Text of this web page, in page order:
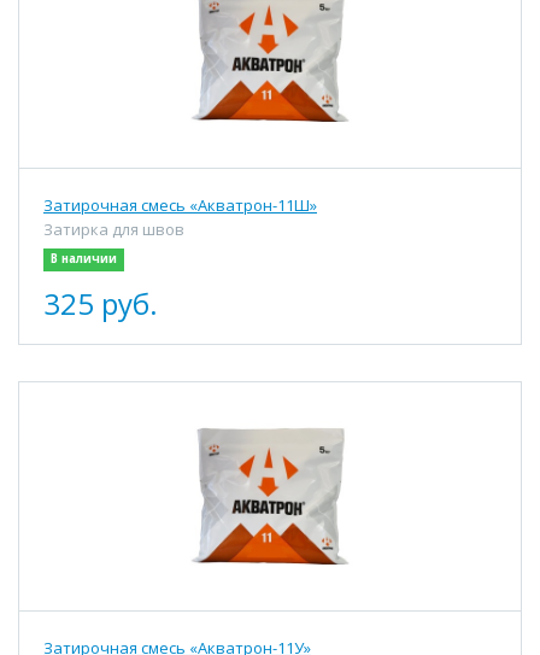
Затирочная смесь «Акватрон-11Ш»
Затирка для швов
В наличии
325 руб.
Затирочная смесь «Акватрон-11У»